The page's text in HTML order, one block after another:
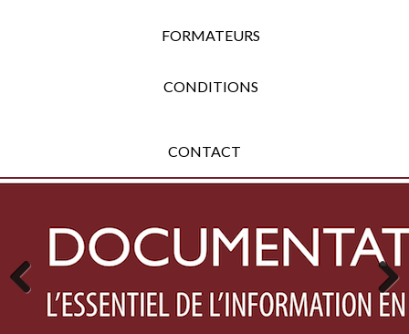
FORMATEURS
CONDITIONS
CONTACT
Previous Next